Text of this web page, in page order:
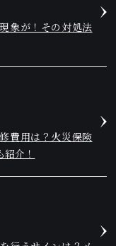
象が！その対処法
費用は？火災保険
介！